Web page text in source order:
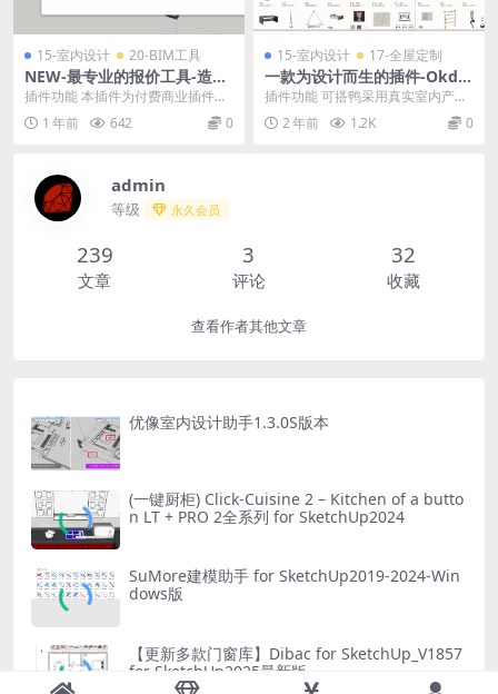
15-室内设计 20-BIM工具
NEW-最专业的报价工具-造价
助手-室内装饰版国产中文版插
插件功能 本插件为付费商业插件，
注册后可提供30天免费试用。 本插
件可以在短短几...
1 年前 642 0
15-室内设计 17-全屋定制
一款为设计而生的插件-Okdu
cky可搭鸭_v2.8.2 for Sketch
插件功能 可搭鸭采用真实室内产品
模型库及材质库，采用超级绘墙功
能快速绘制户型，利...
2 年前 1.2K 0
admin
等级 永久会员
239
文章
3
评论
32
收藏
查看作者其他文章
优像室内设计助手1.3.0S版本
(一键厨柜) Click-Cuisine 2 – Kitchen of a butto
n LT + PRO 2全系列 for SketchUp2024
SuMore建模助手 for SketchUp2019-2024-Win
dows版
【更新多款门窗库】Dibac for SketchUp_V1857
for SketchUp2025最新版